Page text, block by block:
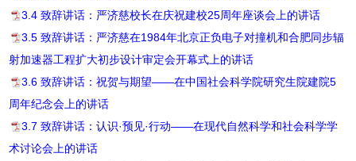
3.4 致辞讲话：严济慈校长在庆祝建校25周年座谈会上的讲话
3.5 致辞讲话：严济慈在1984年北京正负电子对撞机和合肥同步辐
射加速器工程扩大初步设计审定会开幕式上的讲话
3.6 致辞讲话：祝贺与期望——在中国社会科学院研究生院建院5
周年纪念会上的讲话
3.7 致辞讲话：认识·预见·行动——在现代自然科学和社会科学学
术讨论会上的讲话